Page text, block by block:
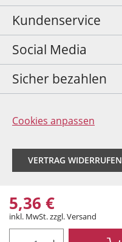
5,36 €
inkl. MwSt. zzgl. Versand
Kundenservice
Social Media
Sicher bezahlen
Cookies anpassen
VERTRAG WIDERRUFEN